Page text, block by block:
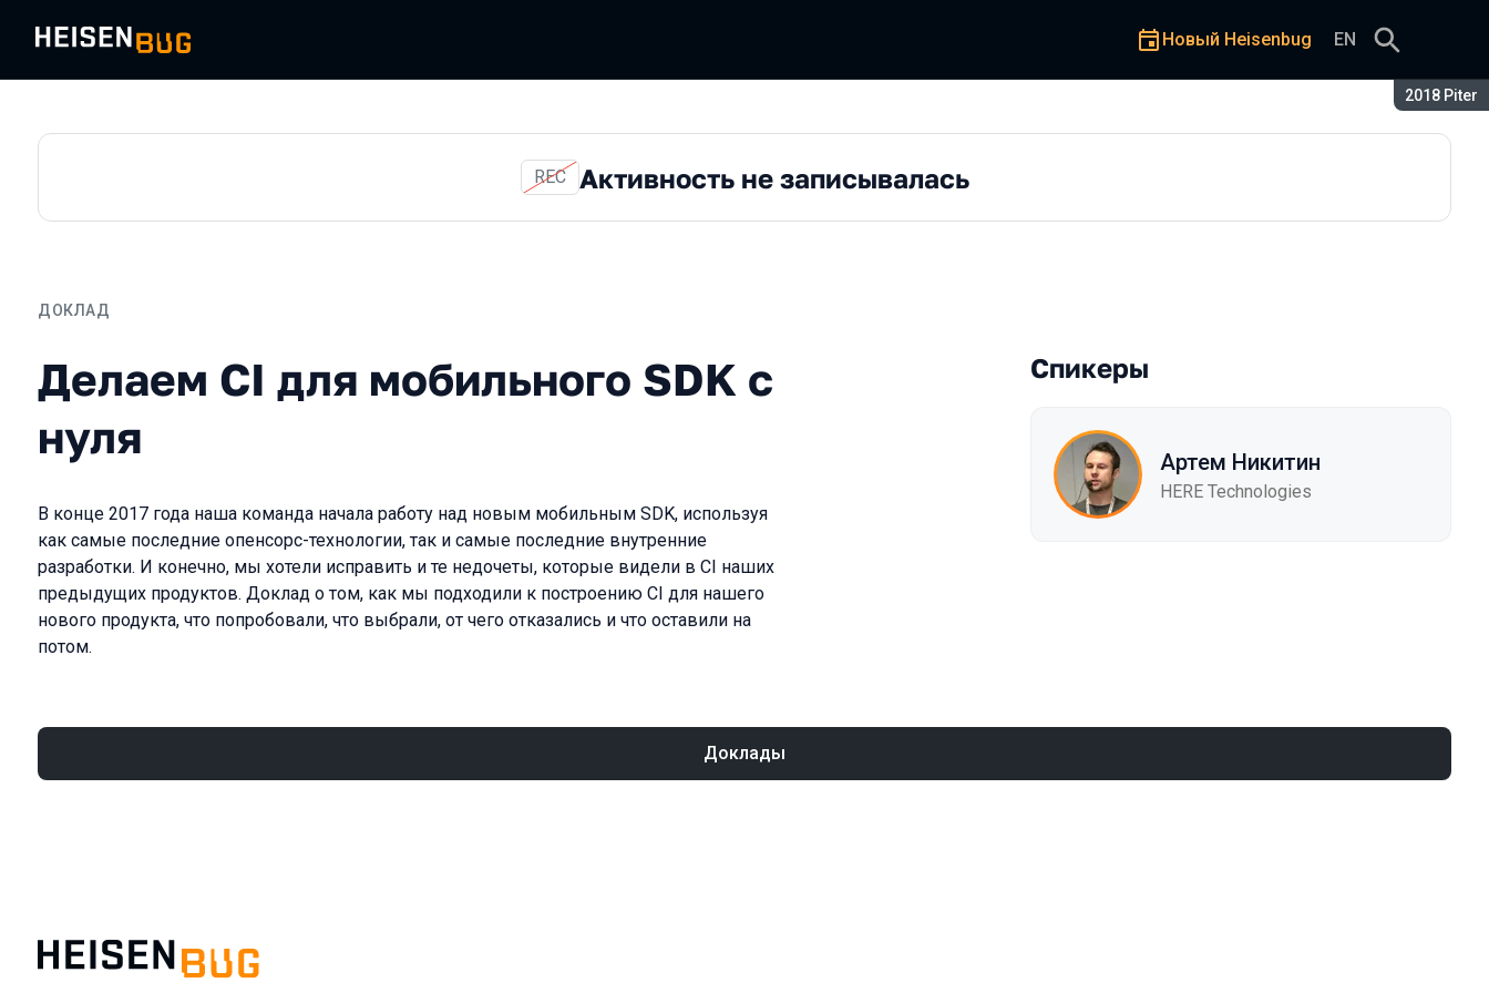
Сезон:
2018 Piter
Новый Heisenbug EN
REC Активность не записывалась
ДОКЛАД
Делаем CI для мобильного SDK с нуля
Делаем CI для мобильного SDK с
нуля
В конце 2017 года наша команда начала работу над новым мобильным SDK, используя
как самые последние опенсорс-технологии, так и самые последние внутренние
разработки. И конечно, мы хотели исправить и те недочеты, которые видели в CI наших
предыдущих продуктов. Доклад о том, как мы подходили к построению CI для нашего
нового продукта, что попробовали, что выбрали, от чего отказались и что оставили на
потом.
Спикеры
Артем Никитин
HERE Technologies
Доклады